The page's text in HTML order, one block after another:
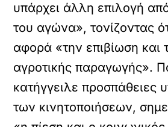
υπάρχει άλλη επιλογή
του αγώνα», τονίζοντας
αφορά «την επιβίωση και
αγροτικής παραγωγής».
κατήγγειλε προσπάθειες
των κινητοποιήσεων,